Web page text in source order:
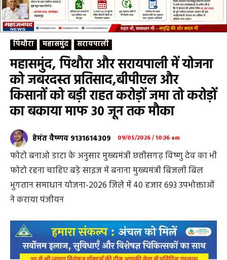
पिथौरा महासमुंद सरायपाली
महासमुंद, पिथौरा और सरायपाली में योजना
को जबरदस्त प्रतिसाद,बीपीएल और
किसानों को बड़ी राहत करोड़ों जमा तो करोड़ों
का बकाया माफ 30 जून तक मौका
हेमंत वैष्णव 9131614309 09/05/2026 / 10:36 am
फोटो बनाओ डाटा के अनुसार मुख्यमंत्री छत्तीसगढ़ विष्णु देव का भी
फोटो रहना चाहिए बड़े साइज में बनाना मुख्यमंत्री बिजली बिल
भुगतान समाधान योजना-2026 जिले में 40 हजार 693 उपभोक्ताओं
ने कराया पंजीयन